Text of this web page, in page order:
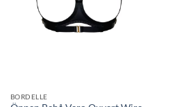
BORDELLE